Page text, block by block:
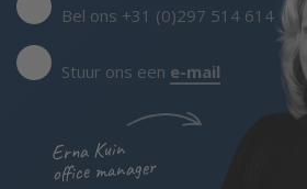
Erna Kuin
office manager
Bel ons +31 (0)297 514 614
Stuur ons een e-mail